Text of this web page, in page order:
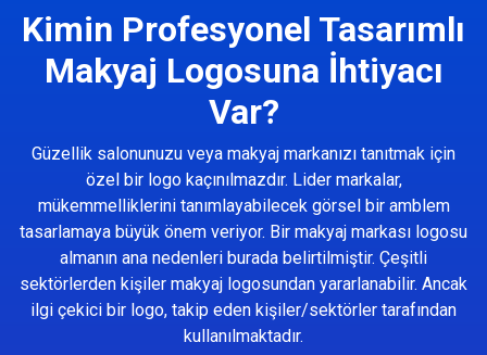
Kimin Profesyonel Tasarımlı
Makyaj Logosuna İhtiyacı
Var?
Güzellik salonunuzu veya makyaj markanızı tanıtmak için
özel bir logo kaçınılmazdır. Lider markalar,
mükemmelliklerini tanımlayabilecek görsel bir amblem
tasarlamaya büyük önem veriyor. Bir makyaj markası logosu
almanın ana nedenleri burada belirtilmiştir. Çeşitli
sektörlerden kişiler makyaj logosundan yararlanabilir. Ancak
ilgi çekici bir logo, takip eden kişiler/sektörler tarafından
kullanılmaktadır.